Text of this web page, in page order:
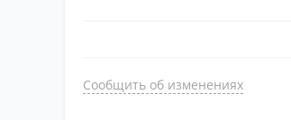
Сообщить об изменениях